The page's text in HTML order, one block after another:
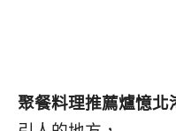
聚餐料理推薦爐憶北